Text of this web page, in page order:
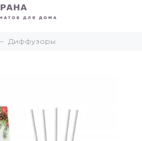
Диффузоры